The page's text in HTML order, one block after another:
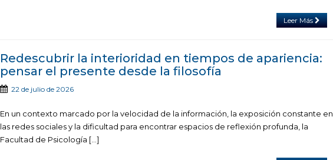
Leer Más
Redescubrir la interioridad en tiempos de apariencia:
pensar el presente desde la filosofía
22 de julio de 2026
En un contexto marcado por la velocidad de la información, la exposición constante en
las redes sociales y la dificultad para encontrar espacios de reflexión profunda, la
Facultad de Psicología […]